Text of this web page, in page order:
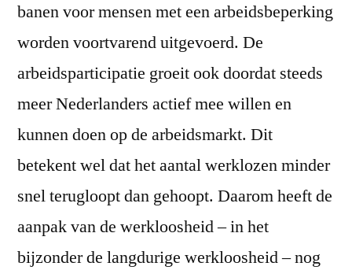
banen voor mensen met een arbeidsbeperking
worden voortvarend uitgevoerd. De
arbeidsparticipatie groeit ook doordat steeds
meer Nederlanders actief mee willen en
kunnen doen op de arbeidsmarkt. Dit
betekent wel dat het aantal werklozen minder
snel terugloopt dan gehoopt. Daarom heeft de
aanpak van de werkloosheid – in het
bijzonder de langdurige werkloosheid – nog